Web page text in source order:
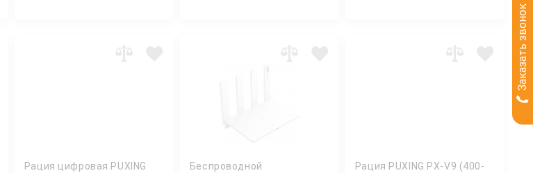
Рация цифровая PUXING Беспроводной Рация PUXING PX-V9 (400-
Заказать звонок